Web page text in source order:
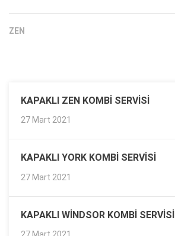
ZEN
KAPAKLI ZEN KOMBI SERVISI
27 Mart 2021
KAPAKLI YORK KOMBI SERVISI
27 Mart 2021
KAPAKLI WINDSOR KOMBI SERVISI